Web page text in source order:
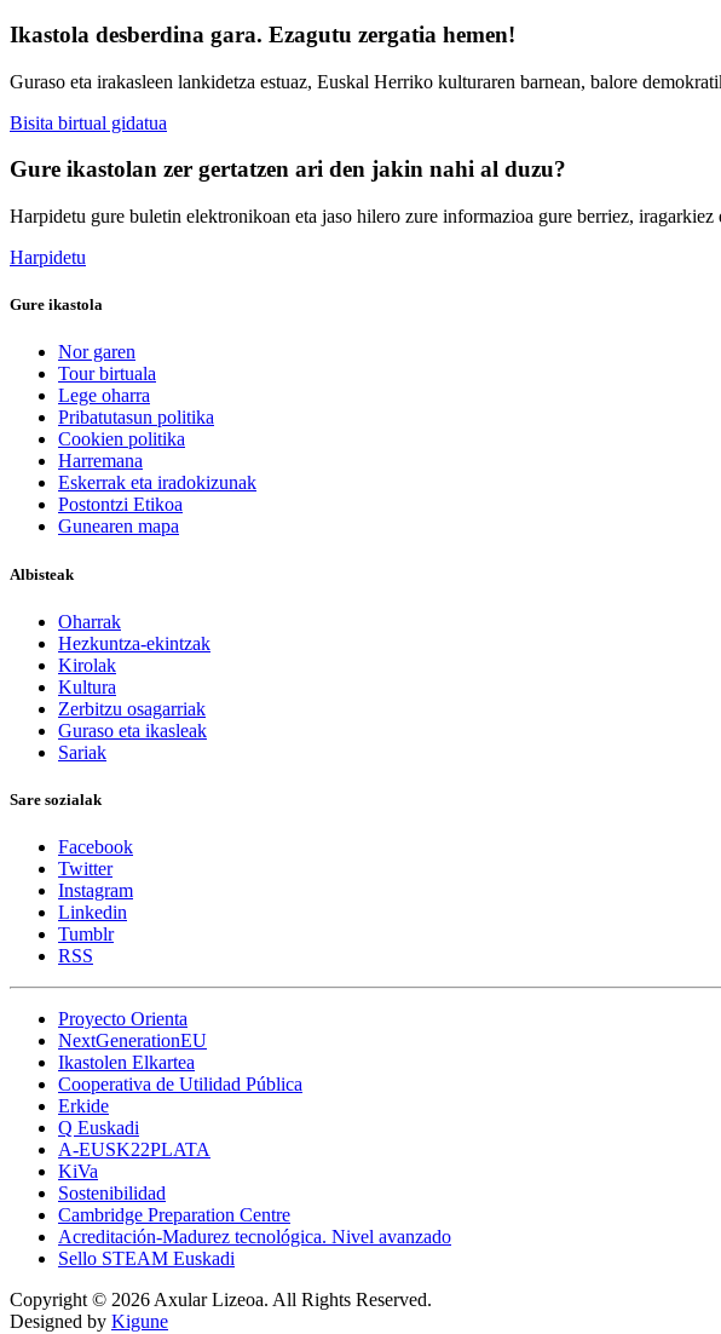
Ikastola desberdina gara. Ezagutu zergatia hemen!
Guraso eta irakasleen lankidetza estuaz, Euskal Herriko kulturaren barnean, balore
Bisita birtual gidatua
Gure ikastolan zer gertatzen ari den jakin nahi al duzu?
Harpidetu gure buletin elektronikoan eta jaso hilero zure informazioa gure berriez, iragarkiez
Harpidetu
Gure ikastola
Nor garen
Tour birtuala
Lege oharra
Pribatutasun politika
Cookien politika
Harremana
Eskerrak eta iradokizunak
Postontzi Etikoa
Gunearen mapa
Albisteak
Oharrak
Hezkuntza-ekintzak
Kirolak
Kultura
Zerbitzu osagarriak
Guraso eta ikasleak
Sariak
Sare sozialak
Facebook
Twitter
Instagram
Linkedin
Tumblr
RSS
Proyecto Orienta
NextGenerationEU
Ikastolen Elkartea
Cooperativa de Utilidad Pública
Erkide
Q Euskadi
A-EUSK22PLATA
KiVa
Sostenibilidad
Cambridge Preparation Centre
Acreditación-Madurez tecnológica. Nivel avanzado
Sello STEAM Euskadi
Copyright © 2026 Axular Lizeoa. All Rights Reserved.
Designed by Kigune